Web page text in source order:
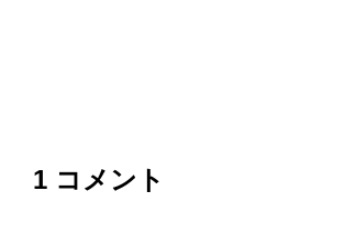
1 コメント